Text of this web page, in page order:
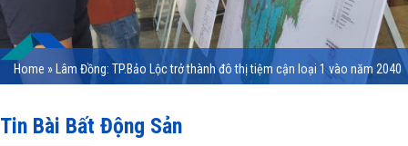
Home » Lâm Đồng: TP.Bảo Lộc trở thành đô thị tiệm cận loại 1 vào năm 2040
Tin Bài Bất Động Sản